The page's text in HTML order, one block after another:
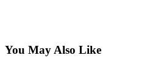
You May Also Like